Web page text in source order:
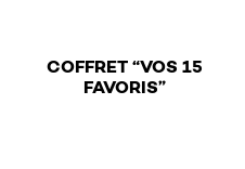
COFFRET “VOS 15
FAVORIS”
€